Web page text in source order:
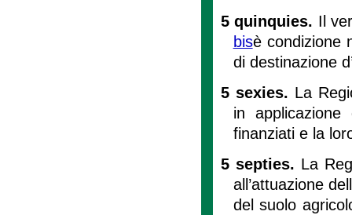
5 quinquies. Il
bisè condizione
di destinazione
5 sexies. La
in
finanziati e la
5 septies. La
all’attuazione
del suolo